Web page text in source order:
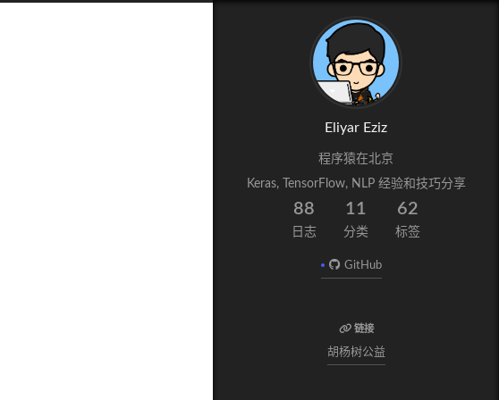
Eliyar Eziz
程序猿在北京
Keras, TensorFlow, NLP 经验和技巧分享
88
日志
11
分类
62
标签
GitHub
链接
胡杨树公益